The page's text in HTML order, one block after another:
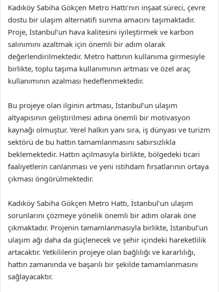
Kadıköy Sabiha Gökçen Metro Hattı’nın inşaat süreci, çevre
dostu bir ulaşım alternatifi sunma amacını taşımaktadır.
Proje, İstanbul’un hava kalitesini iyileştirmek ve karbon
salınımını azaltmak için önemli bir adım olarak
değerlendirilmektedir. Metro hattının kullanıma girmesiyle
birlikte, toplu taşıma kullanımının artması ve özel araç
kullanımının azalması hedeflenmektedir.
Bu projeye olan ilginin artması, İstanbul’un ulaşım
altyapısının geliştirilmesi adına önemli bir motivasyon
kaynağı olmuştur. Yerel halkın yanı sıra, iş dünyası ve turizm
sektörü de bu hattın tamamlanmasını sabırsızlıkla
beklemektedir. Hattın açılmasıyla birlikte, bölgedeki ticari
faaliyetlerin canlanması ve yeni istihdam fırsatlarının ortaya
çıkması öngörülmektedir.
Kadıköy Sabiha Gökçen Metro Hattı, İstanbul’un ulaşım
sorunlarını çözmeye yönelik önemli bir adım olarak öne
çıkmaktadır. Projenin tamamlanmasıyla birlikte, İstanbul’un
ulaşım ağı daha da güçlenecek ve şehir içindeki hareketlilik
artacaktır. Yetkililerin projeye olan bağlılığı ve kararlılığı,
hattın zamanında ve başarılı bir şekilde tamamlanmasını
sağlayacaktır.